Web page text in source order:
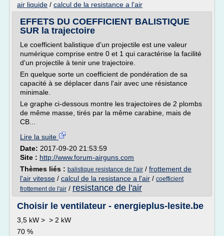
air liquide / calcul de la resistance a l'air
EFFETS DU COEFFICIENT BALISTIQUE
SUR la trajectoire
Le coefficient balistique d'un projectile est une valeur
numérique comprise entre 0 et 1 qui caractérise la facilité
d'un projectile à tenir une trajectoire.
En quelque sorte un coefficient de pondération de sa
capacité à se déplacer dans l'air avec une résistance
minimale.
Le graphe ci-dessous montre les trajectoires de 2 plombs
de même masse, tirés par la même carabine, mais de
CB...
Lire la suite
Date: 2017-09-20 21:53:59
Site : http://www.forum-airguns.com
Thèmes liés : balistique resistance de l'air / frottement de
l'air vitesse / calcul de la resistance a l'air / coefficient
frottement de l'air / resistance de l'air
Choisir le ventilateur - energieplus-lesite.be
3,5 kW > > 2 kW
70 %